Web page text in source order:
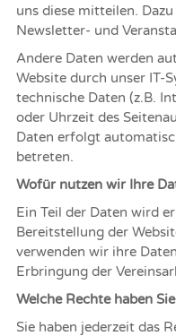
uns diese mitteilen.
Newsletter- und
Andere Daten werden
Website durch unser IT-
technische Daten (z.B.
oder Uhrzeit des
Daten erfolgt
betreten.
Wofür nutzen wir Ihre
Ein Teil der Daten wird
Bereitstellung der
verwenden wir ihre
Erbringung der
Welche Rechte haben
Sie haben jederzeit das